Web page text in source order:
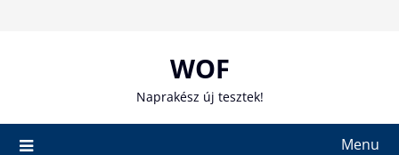
WOF
Naprakész új tesztek!
Menu